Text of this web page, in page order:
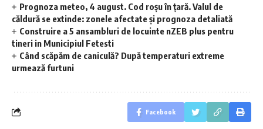
Prognoza meteo, 4 august. Cod roșu în țară. Valul de
căldură se extinde: zonele afectate și prognoza detaliată
Construire a 5 ansambluri de locuinte nZEB plus pentru
tineri in Municipiul Fetesti
Când scăpăm de caniculă? După temperaturi extreme
urmează furtuni
Facebook